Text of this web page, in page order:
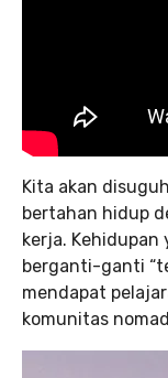
Kita akan
bertahan hidup
kerja. Kehidupan
berganti-ganti
mendapat
komunitas